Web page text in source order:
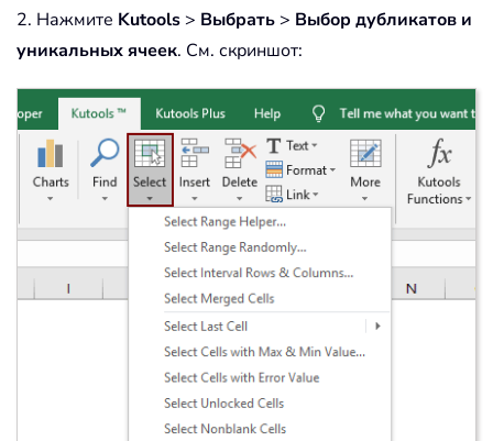
2. Нажмите Kutools > Выбрать > Выбор дубликатов и
уникальных ячеек. См. скриншот: